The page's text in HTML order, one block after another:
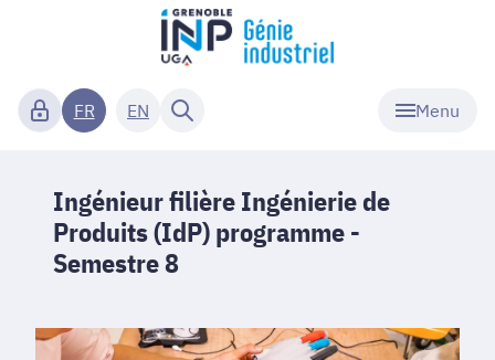
Menu
FR EN
Ingénieur filière Ingénierie de
Produits (IdP) programme -
Semestre 8